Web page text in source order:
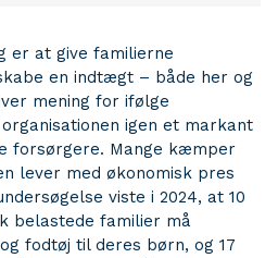
er at give familierne
en indtægt – både her og
mening for ifølge
igen et markant
forsørgere. Mange kæmper
lever med økonomisk pres
viste i 2024, at 10
belastede familier må
fodtøj til deres børn, og 17